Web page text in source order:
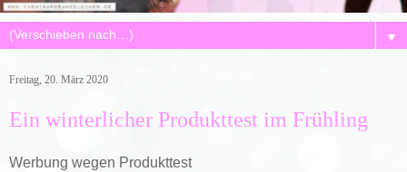
▼
Freitag, 20. März 2020
Ein winterlicher Produkttest im Frühling
Werbung wegen Produkttest